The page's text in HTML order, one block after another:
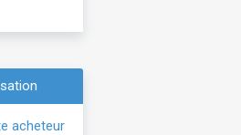
acheteur